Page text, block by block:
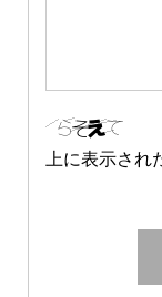
上に表示され